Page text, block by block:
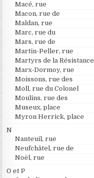
Macé, rue
Macon, rue de
Maldan, rue
Marc, rue du
Mars, rue de
Martin-Peller, rue
Martyrs de la
Marx-Dormoy, rue
Moissons, rue des
Moll, rue du Colonel
Moulins, rue des
Museux, place
Myron Herrick, place
N
Nanteuil, rue
Neufchâtel, rue de
Noël, rue
O et P